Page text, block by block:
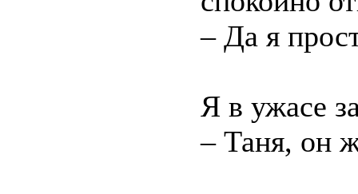
– Да я
Я в ужасе
– Таня, он